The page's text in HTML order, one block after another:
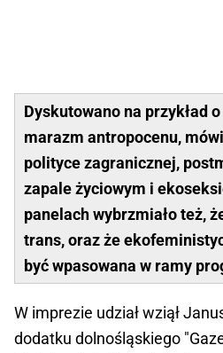
Dyskutowano na przykład
marazm antropocenu,
polityce zagranicznej,
zapale życiowym i
panelach wybrzmiało też,
trans, oraz że
być wpasowana w ramy
W imprezie udział wziął
dodatku dolnośląskiego